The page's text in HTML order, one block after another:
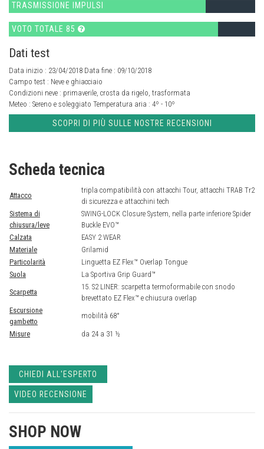
TRASMISSIONE IMPULSI
VOTO TOTALE 85
Dati test
Data inizio : 23/04/2018 Data fine : 09/10/2018
Campo test : Neve e ghiacciaio
Condizioni neve : primaverile, crosta da rigelo, trasformata
Meteo : Sereno e soleggiato Temperatura aria : 4º - 10º
SCOPRI DI PIÙ SULLE NOSTRE RECENSIONI
Scheda tecnica
Attacco
tripla compatibilità con attacchi Tour, attacchi TRAB Tr2
di sicurezza e attacchini tech
Sistema di
chiusura/leve
SWING-LOCK Closure System, nella parte inferiore Spider
Buckle EVO™
Calzata
EASY 2 WEAR
Materiale
Grilamid
Particolarità
Linguetta EZ Flex™ Overlap Tongue
Suola
La Sportiva Grip Guard™
Scarpetta
15. S2 LINER: scarpetta termoformabile con snodo
brevettato EZ Flex™ e chiusura overlap
Escursione
gambetto
mobilità 68°
Misure da 24 a 31 ½
CHIEDI ALL'ESPERTO
VIDEO RECENSIONE
SHOP NOW